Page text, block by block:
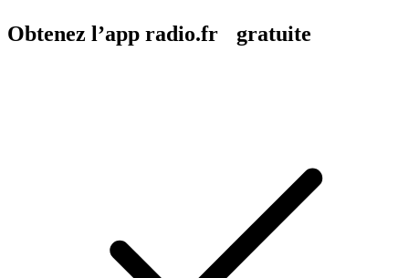
Obtenez l’app radio.fr gratuite